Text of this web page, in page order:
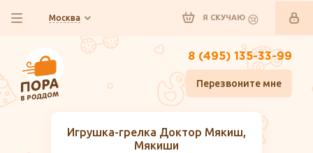
Москва Я СКУЧАЮ
8 (495) 135-33-99
Перезвоните мне
Игрушка-грелка Доктор Мякиш,
Мякиши